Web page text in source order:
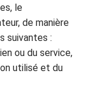
le
de manière
suivantes :
ou du service,
utilisé et du